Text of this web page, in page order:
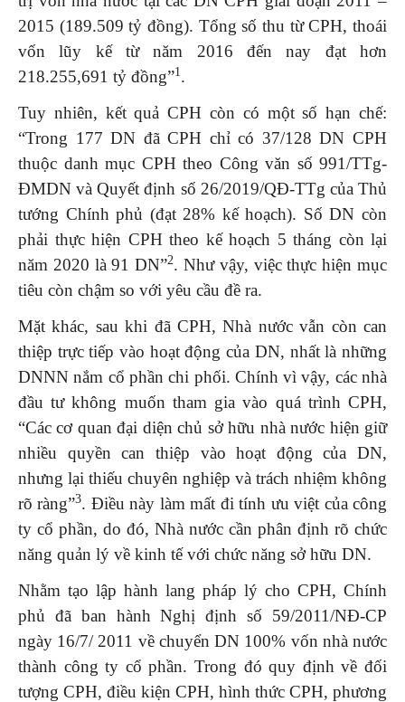
2015 (189.509 tỷ đồng). Tổng số thu từ CPH, thoái
vốn lũy kế từ năm 2016 đến nay đạt hơn
218.255,691 tỷ đồng”1 .
Tuy nhiên, kết quả CPH còn có một số hạn chế:
“Trong 177 DN đã CPH chỉ có 37/128 DN CPH
thuộc danh mục CPH theo Công văn số 991/TTg-
ĐMDN và Quyết định số 26/2019/QĐ-TTg của Thủ
tướng Chính phủ (đạt 28% kế hoạch). Số DN còn
phải thực hiện CPH theo kế hoạch 5 tháng còn lại
năm 2020 là 91 DN”2. Như vậy, việc thực hiện mục
tiêu còn chậm so với yêu cầu đề ra.
Mặt khác, sau khi đã CPH, Nhà nước vẫn còn can
thiệp trực tiếp vào hoạt động của DN, nhất là những
DNNN nắm cổ phần chi phối. Chính vì vậy, các nhà
đầu tư không muốn tham gia vào quá trình CPH,
“Các cơ quan đại diện chủ sở hữu nhà nước hiện giữ
nhiều quyền can thiệp vào hoạt động của DN,
nhưng lại thiếu chuyên nghiệp và trách nhiệm không
rõ ràng”3. Điều này làm mất đi tính ưu việt của công
ty cổ phần, do đó, Nhà nước cần phân định rõ chức
năng quản lý về kinh tế với chức năng sở hữu DN.
Nhằm tạo lập hành lang pháp lý cho CPH, Chính
phủ đã ban hành Nghị định số 59/2011/NĐ-CP
ngày 16/7/ 2011 về chuyển DN 100% vốn nhà nước
thành công ty cổ phần. Trong đó quy định về đối
tượng CPH, điều kiện CPH, hình thức CPH, phương